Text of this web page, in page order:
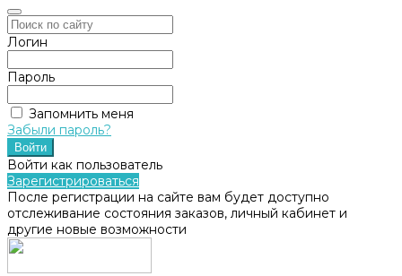
Логин
Пароль
Запомнить меня
Забыли пароль?
Войти как пользователь
Зарегистрироваться
После регистрации на сайте вам будет доступно
отслеживание состояния заказов, личный кабинет и
другие новые возможности